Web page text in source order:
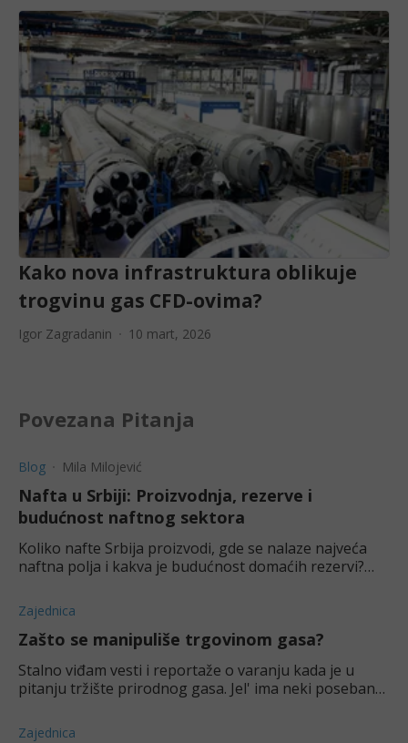
Kako nova infrastruktura oblikuje
trogvinu gas CFD-ovima?
Igor Zagradanin 10 mart, 2026
Povezana Pitanja
Blog Mila Milojević
Nafta u Srbiji: Proizvodnja, rezerve i
budućnost naftnog sektora
Koliko nafte Srbija proizvodi, gde se nalaze najveća
naftna polja i kakva je budućnost domaćih rezervi?
Zajednica
Zašto se manipuliše trgovinom gasa?
Stalno viđam vesti i reportaže o varanju kada je u
pitanju tržište prirodnog gasa. Jel' ima neki poseban
Zajednica